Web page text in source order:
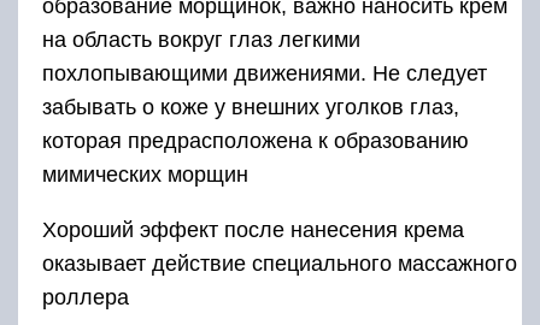
образование морщинок, важно наносить крем
на область вокруг глаз легкими
похлопывающими движениями. Не следует
забывать о коже у внешних уголков глаз,
которая предрасположена к образованию
мимических морщин
Хороший эффект после нанесения крема
оказывает действие специального массажного
роллера